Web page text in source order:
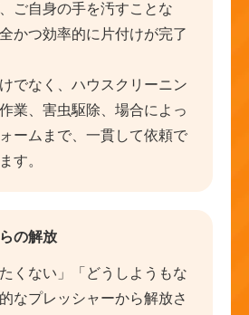
ご自身の手を汚すことな
かつ効率的に片付けが完了
でなく、ハウスクリーニン
業、害虫駆除、場合によっ
ームまで、一貫して依頼で
す。
の解放
くない」「どうしようもな
なプレッシャーから解放さ